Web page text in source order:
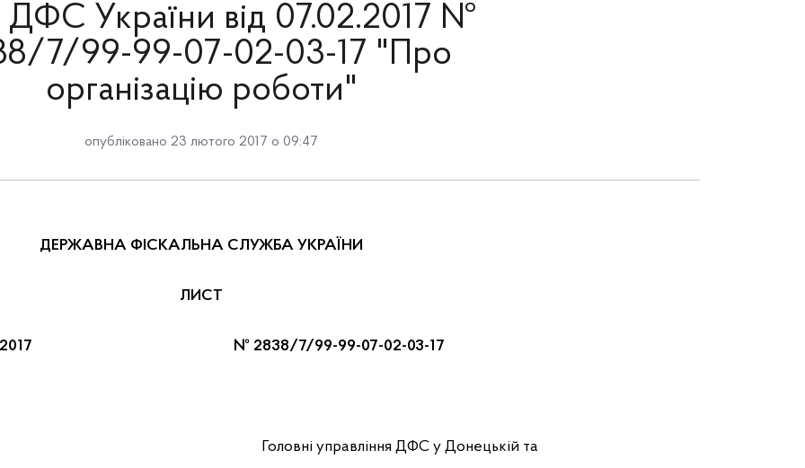
ДФС України від 07.02.2017 №
7/99-99-07-02-03-17 "Про
організацію роботи"
опубліковано 23 лютого 2017 о 09:47
ДЕРЖАВНА ФІСКАЛЬНА СЛУЖБА УКРАЇНИ
ЛИСТ
№ 2838/7/99-99-07-02-03-17
Головні управління ДФС у Донецькій та